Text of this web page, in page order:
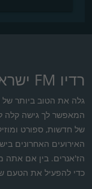
רדיו FM ישראל
גלה את הטוב ביותר של
של חדשות, ספורט
האירועים האחרונים
הז'אנרים. בין אם אתה
כדי להפעיל את הטעם